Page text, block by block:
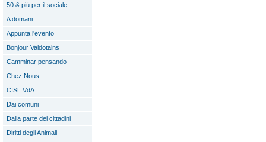
50 & più per il sociale
A domani
Appunta l'evento
Bonjour Valdotains
Camminar pensando
Chez Nous
CISL VdA
Dai comuni
Dalla parte dei cittadini
Diritti degli Animali